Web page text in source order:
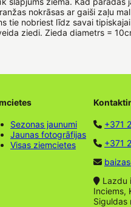
nokrāsas ar gaiši zaļu
tie nobriest līdz savai
ziedi. Zieda diametrs =
Sezonas jaunumi
Jaunas fotogrāfijas
Visas ziemcietes
+371
+371
Lazdu
Inciems,
Siguldas